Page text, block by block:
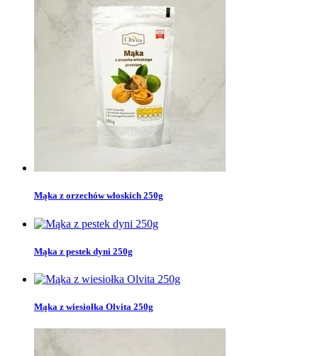
Mąka z orzechów włoskich 250g
Mąka z pestek dyni 250g
Mąka z wiesiołka Olvita 250g